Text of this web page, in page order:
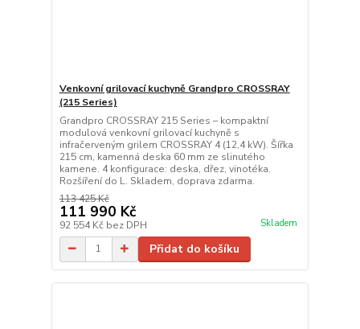
Venkovní grilovací kuchyně Grandpro CROSSRAY
(215 Series)
Grandpro CROSSRAY 215 Series – kompaktní
modulová venkovní grilovací kuchyně s
infračerveným grilem CROSSRAY 4 (12,4 kW). Šířka
215 cm, kamenná deska 60 mm ze slinutého
kamene. 4 konfigurace: deska, dřez, vinotéka.
Rozšíření do L. Skladem, doprava zdarma.
113 425 Kč
111 990 Kč
92 554 Kč bez DPH Skladem
Přidat do košíku